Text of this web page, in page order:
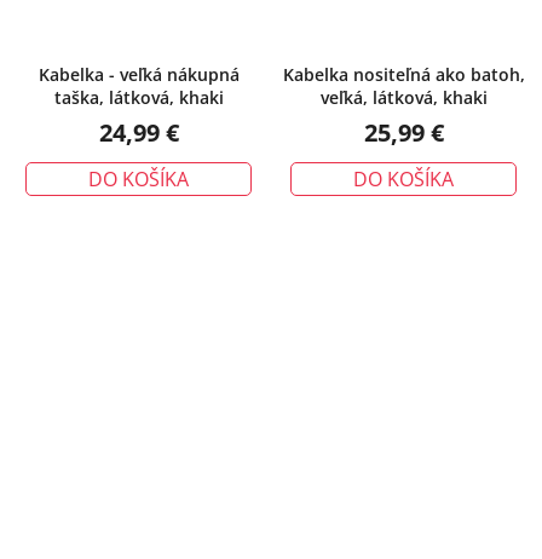
Kabelka - veľká nákupná
taška, látková, khaki
24,99 €
DO KOŠÍKA
Kabelka nositeľná ako batoh,
veľká, látková, khaki
25,99 €
DO KOŠÍKA